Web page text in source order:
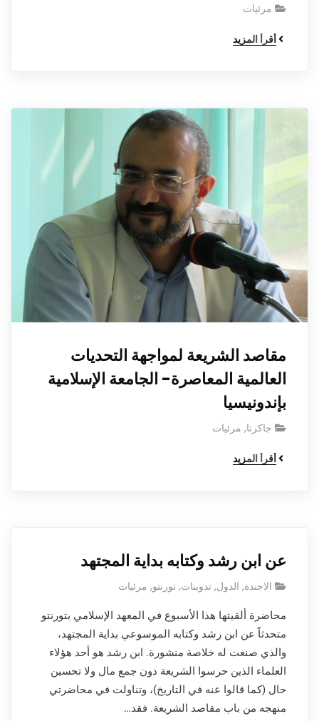
مرئيات
أقرأ المزيد
مقاصد الشريعة لمواجهة التحديات
العالمية المعاصرة- الجامعة الإسلامية
بإندونيسيا
جاكرتا, مرئيات
أقرأ المزيد
عن ابن رشد وكتابه بداية المجتهد
الاجندة, الدول, تدوينات, تورنتو, مرئيات
محاضرة ألقيتها هذا الأسبوع في المعهد الإسلامي بتورنتو
متحدثاً عن ابن رشد وكتابه الموسوعي بداية المجتهد،
والذي صنعت له خلاصة منشورة. ابن رشد هو أحد هؤلاء
العلماء الذين حرسوا الشريعة دون جمع مال ولا تحسين
حال (كما قالوا عنه في التاريخ)، وتناولت في محاضرتي
منهجه من باب مقاصد الشريعة. فقد…